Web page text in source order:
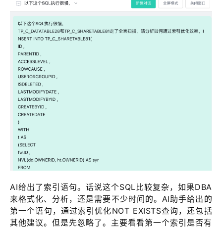
AI给出了索引语句。话说这个SQL比较复杂，如果DBA
来格式化、分析，还是需要不少时间的。AI助手给出的
第一个语句，通过索引优化NOT EXISTS查询，还包括
其他建议。但是先忽略了。主要看看第一个索引是否有